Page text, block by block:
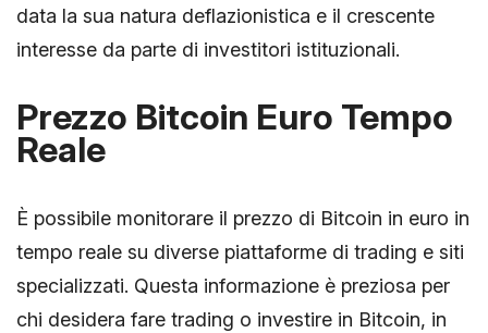
data la sua natura deflazionistica e il crescente
interesse da parte di investitori istituzionali.
Prezzo Bitcoin Euro Tempo
Reale
È possibile monitorare il prezzo di Bitcoin in euro in
tempo reale su diverse piattaforme di trading e siti
specializzati. Questa informazione è preziosa per
chi desidera fare trading o investire in Bitcoin, in